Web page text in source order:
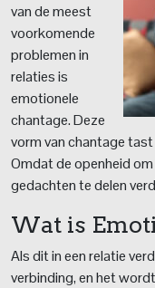
van de meest
voorkomende
problemen in
relaties is
emotionele
chantage. Deze
vorm van chantage
Omdat de openheid
gedachten te delen
Wat is
Als dit in een relatie
verbinding, en het